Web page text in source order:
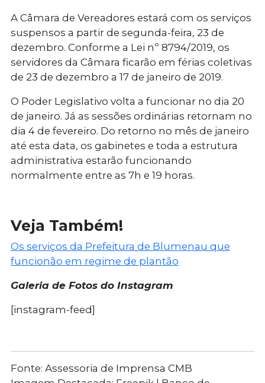
A Câmara de Vereadores estará com os serviços
suspensos a partir de segunda-feira, 23 de
dezembro. Conforme a Lei nº 8794/2019, os
servidores da Câmara ficarão em férias coletivas
de 23 de dezembro a 17 de janeiro de 2019.
O Poder Legislativo volta a funcionar no dia 20
de janeiro. Já as sessões ordinárias retornam no
dia 4 de fevereiro. Do retorno no mês de janeiro
até esta data, os gabinetes e toda a estrutura
administrativa estarão funcionando
normalmente entre as 7h e 19 horas.
Veja Também!
Os serviços da Prefeitura de Blumenau que
funcionão em regime de plantão
Galeria de Fotos do Instagram
[instagram-feed]
Fonte: Assessoria de Imprensa CMB